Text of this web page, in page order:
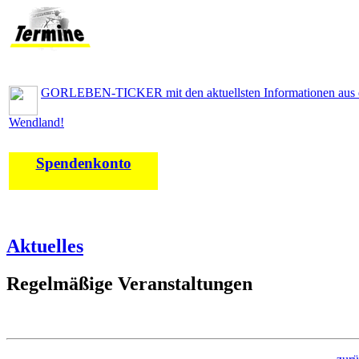
GORLEBEN-TICKER mit den aktuellsten Informationen aus
Wendland!
Spendenkonto
Aktuelles
Regelmäßige Veranstaltungen